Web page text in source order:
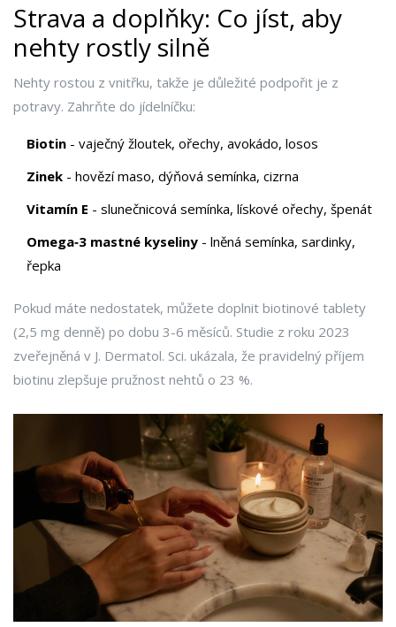
Strava a doplňky: Co jíst, aby
nehty rostly silně
Nehty rostou z vnitřku, takže je důležité podpořit je z
potravy. Zahrňte do jídelníčku:
Biotin - vaječný žloutek, ořechy, avokádo, losos
Zinek - hovězí maso, dýňová semínka, cizrna
Vitamín E - slunečnicová semínka, lískové ořechy, špenát
Omega‑3 mastné kyseliny - lněná semínka, sardinky,
řepka
Pokud máte nedostatek, můžete doplnit biotinové tablety
(2,5 mg denně) po dobu 3-6 měsíců. Studie z roku 2023
zveřejněná v J. Dermatol. Sci. ukázala, že pravidelný příjem
biotinu zlepšuje pružnost nehtů o 23 %.